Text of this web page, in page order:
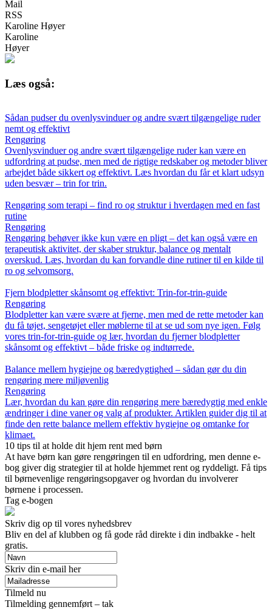
Mail
RSS
Karoline Høyer
Karoline
Høyer
Læs også:
Sådan pudser du ovenlysvinduer og andre svært tilgængelige ruder
nemt og effektivt
Rengøring
Ovenlysvinduer og andre svært tilgængelige ruder kan være en
udfordring at pudse, men med de rigtige redskaber og metoder bliver
arbejdet både sikkert og effektivt. Læs hvordan du får et klart udsyn
uden besvær – trin for trin.
Rengøring som terapi – find ro og struktur i hverdagen med en fast
rutine
Rengøring
Rengøring behøver ikke kun være en pligt – det kan også være en
terapeutisk aktivitet, der skaber struktur, balance og mentalt
overskud. Læs, hvordan du kan forvandle dine rutiner til en kilde til
ro og selvomsorg.
Fjern blodpletter skånsomt og effektivt: Trin-for-trin-guide
Rengøring
Blodpletter kan være svære at fjerne, men med de rette metoder kan
du få tøjet, sengetøjet eller møblerne til at se ud som nye igen. Følg
vores trin-for-trin-guide og lær, hvordan du fjerner blodpletter
skånsomt og effektivt – både friske og indtørrede.
Balance mellem hygiejne og bæredygtighed – sådan gør du din
rengøring mere miljøvenlig
Rengøring
Lær, hvordan du kan gøre din rengøring mere bæredygtig med enkle
ændringer i dine vaner og valg af produkter. Artiklen guider dig til at
finde den rette balance mellem effektiv hygiejne og omtanke for
klimaet.
10 tips til at holde dit hjem rent med børn
At have børn kan gøre rengøringen til en udfordring, men denne e-
bog giver dig strategier til at holde hjemmet rent og ryddeligt. Få tips
til børnevenlige rengøringsopgaver og hvordan du involverer
børnene i processen.
Tag e-bogen
Skriv dig op til vores nyhedsbrev
Bliv en del af klubben og få gode råd direkte i din indbakke - helt
gratis.
Skriv din e-mail her
Tilmeld nu
Tilmelding gennemført – tak